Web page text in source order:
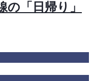
の「日帰り」